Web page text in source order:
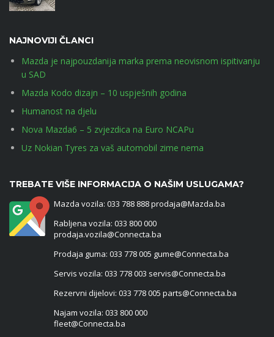
NAJNOVIJI ČLANCI
Mazda je najpouzdanija marka prema neovisnom ispitivanju
u SAD
Mazda Kodo dizajn – 10 uspješnih godina
Humanost na djelu
Nova Mazda6 – 5 zvjezdica na Euro NCAPu
Uz Nokian Tyres za vaš automobil zime nema
TREBATE VIŠE INFORMACIJA O NAŠIM USLUGAMA?
Mazda vozila: 033 788 888 prodaja@Mazda.ba
Rabljena vozila: 033 800 000
prodaja.vozila@Connecta.ba
Prodaja guma: 033 778 005 gume@Connecta.ba
Servis vozila: 033 778 003 servis@Connecta.ba
Rezervni dijelovi: 033 778 005 parts@Connecta.ba
Najam vozila: 033 800 000
fleet@Connecta.ba